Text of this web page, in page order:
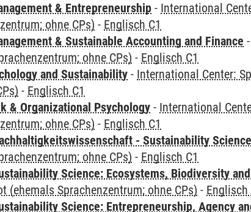
& Entrepreneurship - International
ohne CPs) - Englisch C1
& Sustainable Accounting and Finance -
ohne CPs) - Englisch C1
and Sustainability - International Center:
- Englisch C1
& Organizational Psychology - International
ohne CPs) - Englisch C1
- Sustainability Science
ohne CPs) - Englisch C1
Science: Ecosystems, Biodiversity
(ehemals Sprachenzentrum; ohne CPs) - Englisch
Science: Entrepreneurship, Agency